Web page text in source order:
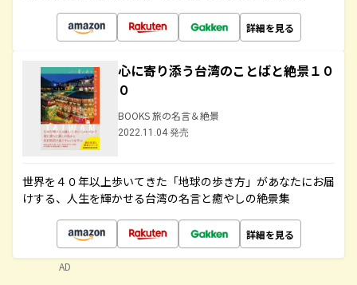
詳細を見る
心に寄り添う台湾のことばと絶景１０
０
BOOKS 旅の名言＆絶景
2022.11.04 発売
世界を４０年以上歩いてきた「地球の歩き方」があなたにお届
けする、人生を輝かせる台湾の名言と癒やしの絶景集
詳細を見る
AD